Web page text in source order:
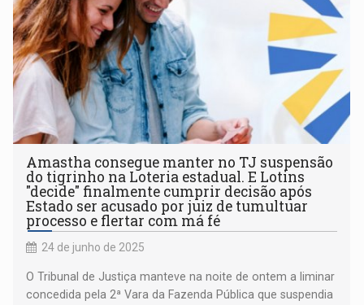
Amastha consegue manter no TJ suspensão
do tigrinho na Loteria estadual. E Lotins
"decide" finalmente cumprir decisão após
Estado ser acusado por juiz de tumultuar
processo e flertar com má fé
24 de junho de 2025
O Tribunal de Justiça manteve na noite de ontem a liminar
concedida pela 2ª Vara da Fazenda Pública que suspendia